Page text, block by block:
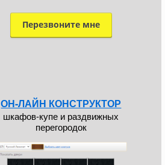
ОН-ЛАЙН КОНСТРУКТОР
шкафов-купе и раздвижных
перегородок